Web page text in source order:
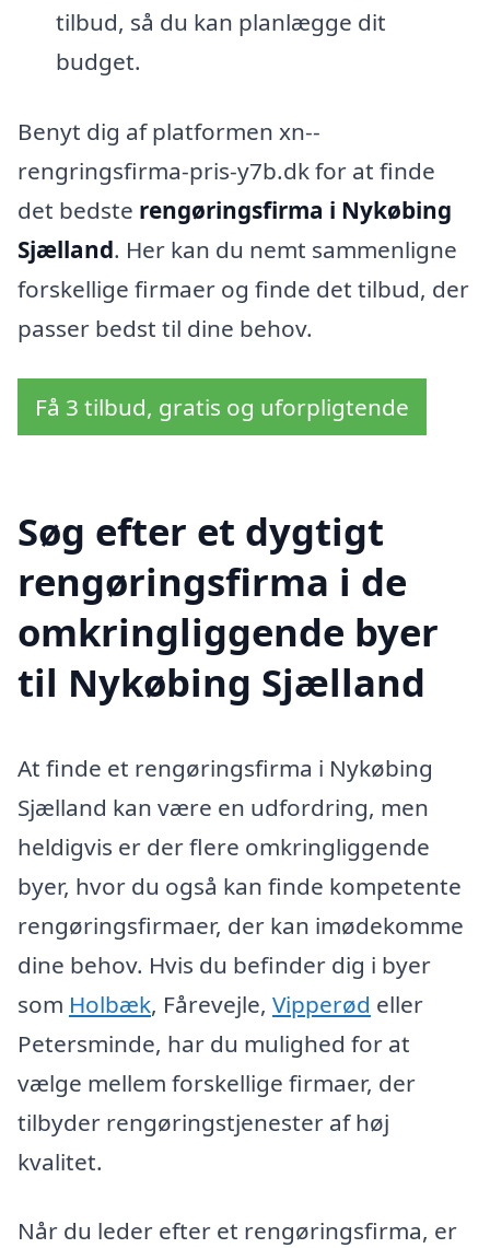
tilbud, så du kan planlægge dit
budget.
Benyt dig af platformen xn--
rengringsfirma-pris-y7b.dk for at finde
det bedste rengøringsfirma i Nykøbing
Sjælland. Her kan du nemt sammenligne
forskellige firmaer og finde det tilbud, der
passer bedst til dine behov.
Få 3 tilbud, gratis og uforpligtende
Søg efter et dygtigt
rengøringsfirma i de
omkringliggende byer
til Nykøbing Sjælland
At finde et rengøringsfirma i Nykøbing
Sjælland kan være en udfordring, men
heldigvis er der flere omkringliggende
byer, hvor du også kan finde kompetente
rengøringsfirmaer, der kan imødekomme
dine behov. Hvis du befinder dig i byer
som Holbæk, Fårevejle, Vipperød eller
Petersminde, har du mulighed for at
vælge mellem forskellige firmaer, der
tilbyder rengøringstjenester af høj
kvalitet.
Når du leder efter et rengøringsfirma, er